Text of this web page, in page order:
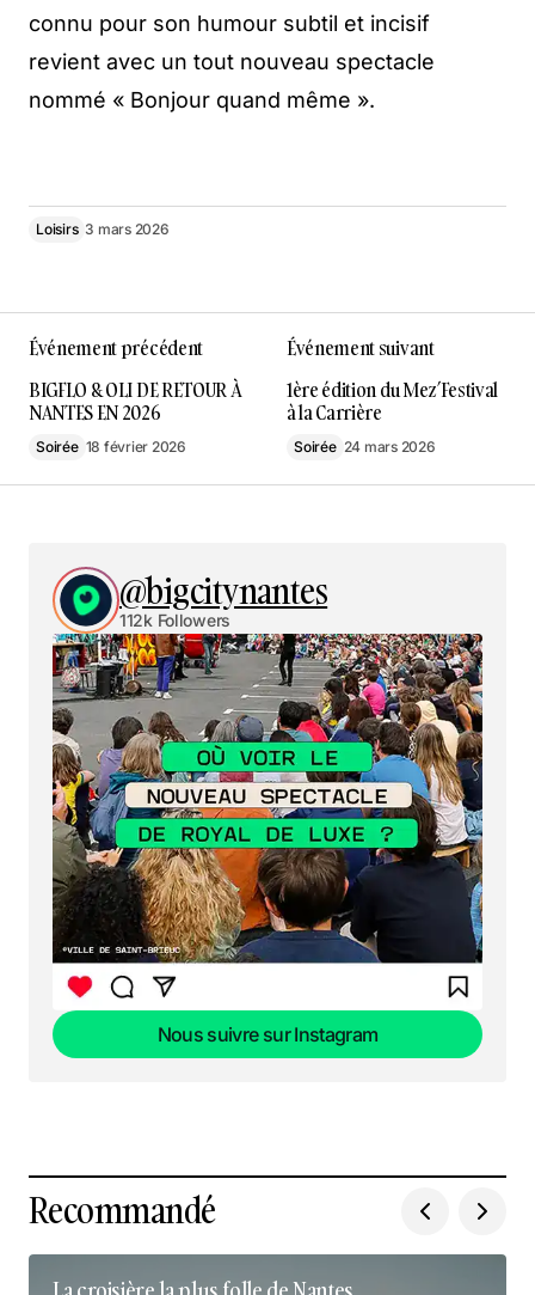
connu pour son humour subtil et incisif
revient avec un tout nouveau spectacle
nommé « Bonjour quand même ».
Loisirs 3 mars 2026
Événement précédent
BIGFLO & OLI DE RETOUR À
NANTES EN 2026
Soirée 18 février 2026
Événement suivant
1ère édition du Mez’Festival
à la Carrière
Soirée 24 mars 2026
@bigcitynantes
112k Followers
Nous suivre sur Instagram
Recommandé